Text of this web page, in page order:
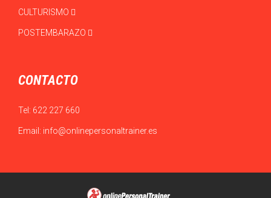
CULTURISMO
POSTEMBARAZO
CONTACTO
Tel: 622 227 660
Email: info@onlinepersonaltrainer.es